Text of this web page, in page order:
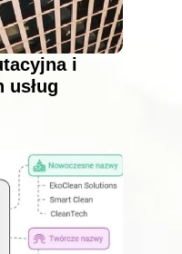
i
usług